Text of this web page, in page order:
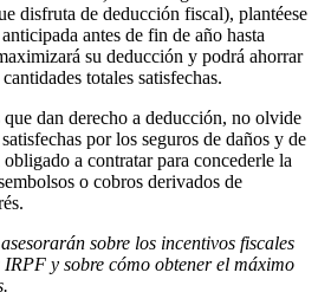
disfruta de deducción fiscal), plantéese
antes de fin de año hasta
su deducción y podrá ahorrar
totales satisfechas.
dan derecho a deducción, no olvide
por los seguros de daños y de
a contratar para concederle la
o cobros derivados de
sobre los incentivos fiscales
y sobre cómo obtener el máximo